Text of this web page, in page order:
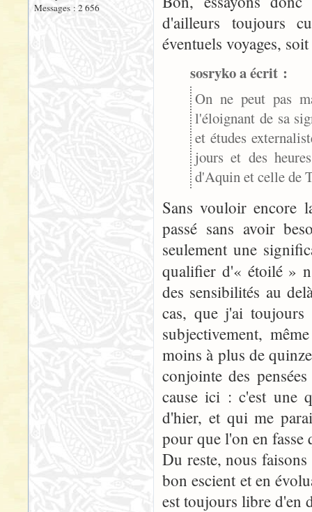
Messages : 2 656
d'ailleurs toujours
éventuels voyages,
sosryko a écrit :
On ne peut pas
l'éloignant de sa
et études
jours et des
d'Aquin et celle de
Sans vouloir encore
passé sans avoir
seulement une
qualifier d'« étoilé »
des sensibilités au
cas, que j'ai toujours
subjectivement,
moins à plus de
conjointe des
cause ici : c'est une
d'hier, et qui me
pour que l'on en fasse
Du reste, nous
bon escient et en
est toujours libre d'en